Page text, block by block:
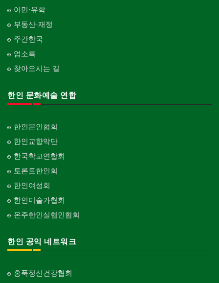
이민·유학
부동산·재정
주간한국
업소록
찾아오시는 길
한인 문화예술 연합
한인문인협회
한인교향악단
한국학교연합회
토론토한인회
한인여성회
한인미술가협회
온주한인실협인협회
한인 공익 네트워크
홍푹정신건강협회